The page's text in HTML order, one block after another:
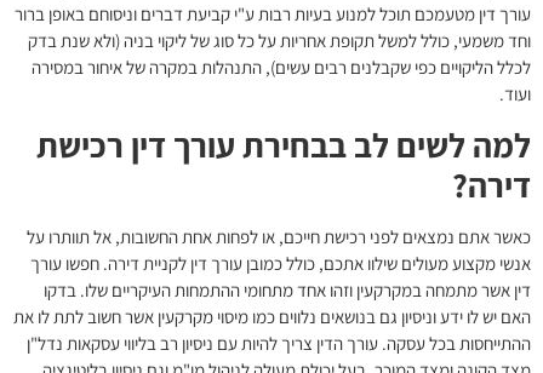
עורך דין מטעמכם תוכל למנוע בעיות רבות ע"י קביעת דברים וניסוחם באופן ברור
וחד משמעי, כולל למשל תקופת אחריות על כל סוג של ליקוי בניה (ולא שנת בדק
לכלל הליקויים כפי שקבלנים רבים עשים), התנהלות במקרה של איחור במסירה
ועוד.
למה לשים לב בבחירת עורך דין רכישת
דירה?
כאשר אתם נמצאים לפני רכישת חייכם, או לפחות אחת החשובות, אל תוותרו על
אנשי מקצוע מעולים שילוו אתכם, כולל כמובן עורך דין לקניית דירה. חפשו עורך
דין אשר מתמחה במקרקעין וזהו אחד מתחומי ההתמחות העיקריים שלו. בדקו
האם יש לו ידע וניסיון גם בנושאים נלווים כמו מיסוי מקרקעין אשר חשוב לתת לו את
ההתייחסות בכל עסקה. עורך הדין צריך להיות עם ניסיון רב בליווי עסקאות נדל"ן